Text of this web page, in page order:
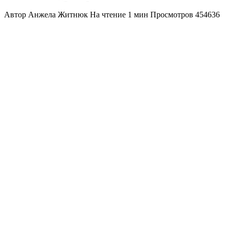
Автор Анжела Житнюк На чтение 1 мин Просмотров 454636